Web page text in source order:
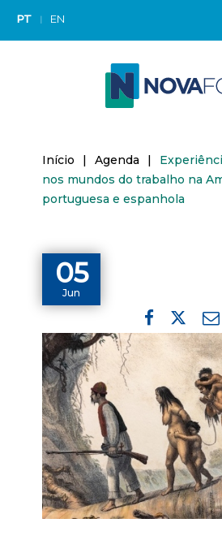
PT EN
Início | Agenda |
nos mundos do trabalho na
portuguesa e espanhola
05
Jun